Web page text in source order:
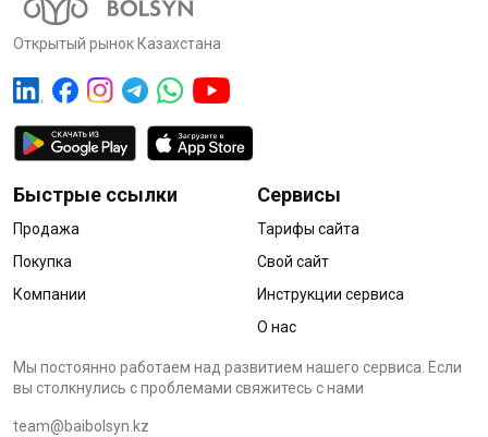
Открытый рынок Казахстана
Быстрые ссылки
Продажа
Покупка
Компании
Сервисы
Тарифы сайта
Свой сайт
Инструкции сервиса
О нас
Мы постоянно работаем над развитием нашего сервиса. Если
вы столкнулись с проблемами cвяжитесь с нами
team@baibolsyn.kz